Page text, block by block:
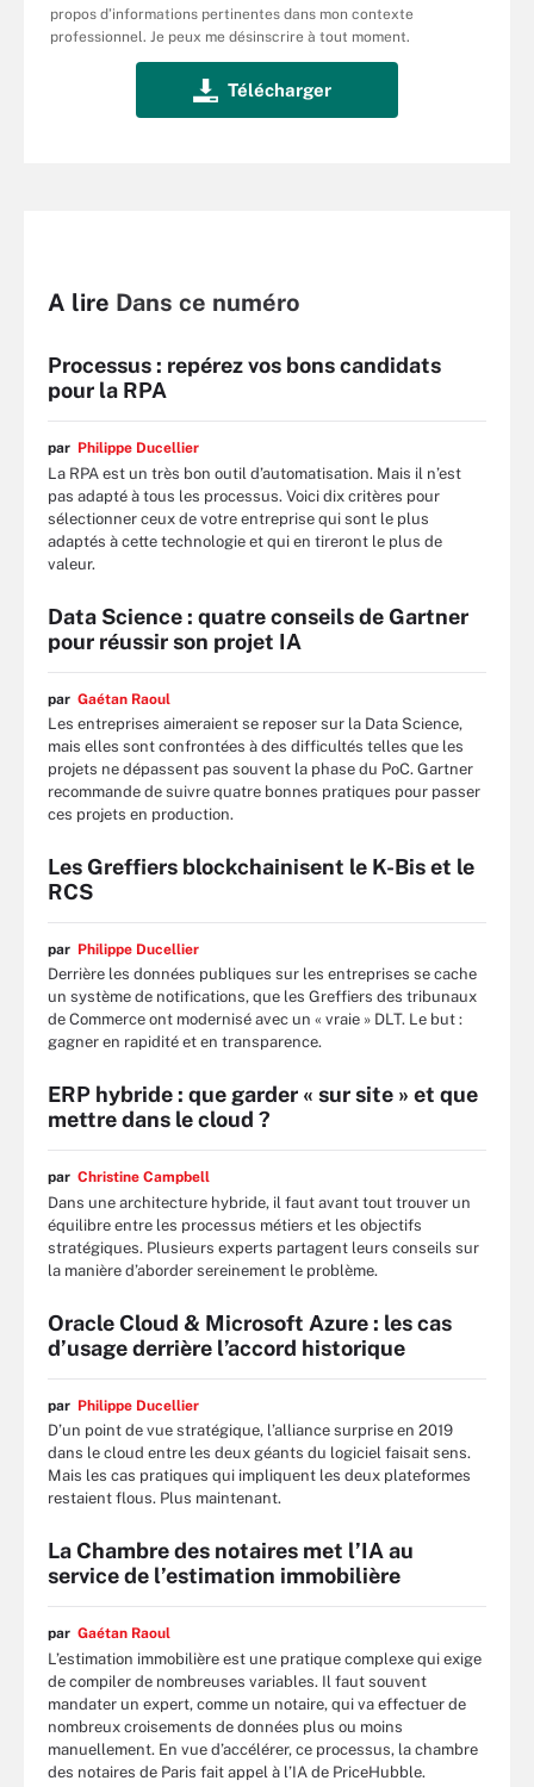
propos d’informations pertinentes dans mon contexte
professionnel. Je peux me désinscrire à tout moment.
A lire Dans ce numéro
Processus : repérez vos bons candidats
pour la RPA
par Philippe Ducellier
La RPA est un très bon outil d’automatisation. Mais il n’est
pas adapté à tous les processus. Voici dix critères pour
sélectionner ceux de votre entreprise qui sont le plus
adaptés à cette technologie et qui en tireront le plus de
valeur.
Data Science : quatre conseils de Gartner
pour réussir son projet IA
par Gaétan Raoul
Les entreprises aimeraient se reposer sur la Data Science,
mais elles sont confrontées à des difficultés telles que les
projets ne dépassent pas souvent la phase du PoC. Gartner
recommande de suivre quatre bonnes pratiques pour passer
ces projets en production.
Les Greffiers blockchainisent le K-Bis et le
RCS
par Philippe Ducellier
Derrière les données publiques sur les entreprises se cache
un système de notifications, que les Greffiers des tribunaux
de Commerce ont modernisé avec un « vraie » DLT. Le but :
gagner en rapidité et en transparence.
ERP hybride : que garder « sur site » et que
mettre dans le cloud ?
par Christine Campbell
Dans une architecture hybride, il faut avant tout trouver un
équilibre entre les processus métiers et les objectifs
stratégiques. Plusieurs experts partagent leurs conseils sur
la manière d’aborder sereinement le problème.
Oracle Cloud & Microsoft Azure : les cas
d’usage derrière l’accord historique
par Philippe Ducellier
D’un point de vue stratégique, l’alliance surprise en 2019
dans le cloud entre les deux géants du logiciel faisait sens.
Mais les cas pratiques qui impliquent les deux plateformes
restaient flous. Plus maintenant.
La Chambre des notaires met l’IA au
service de l’estimation immobilière
par Gaétan Raoul
L’estimation immobilière est une pratique complexe qui exige
de compiler de nombreuses variables. Il faut souvent
mandater un expert, comme un notaire, qui va effectuer de
nombreux croisements de données plus ou moins
manuellement. En vue d’accélérer, ce processus, la chambre
des notaires de Paris fait appel à l’IA de PriceHubble.